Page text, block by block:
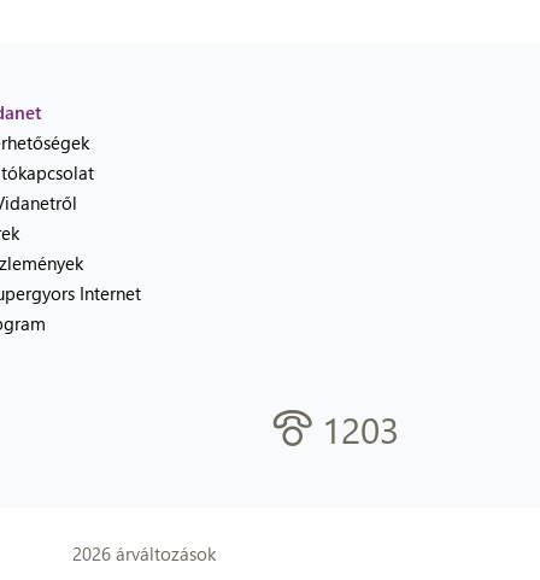
Internet
1203
2026 árváltozások